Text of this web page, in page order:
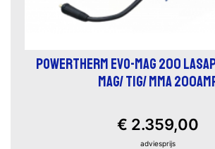
POWERTHERM EVO-MAG 200
MAG/ TIG/ MMA
€ 2.359,00
adviesprijs